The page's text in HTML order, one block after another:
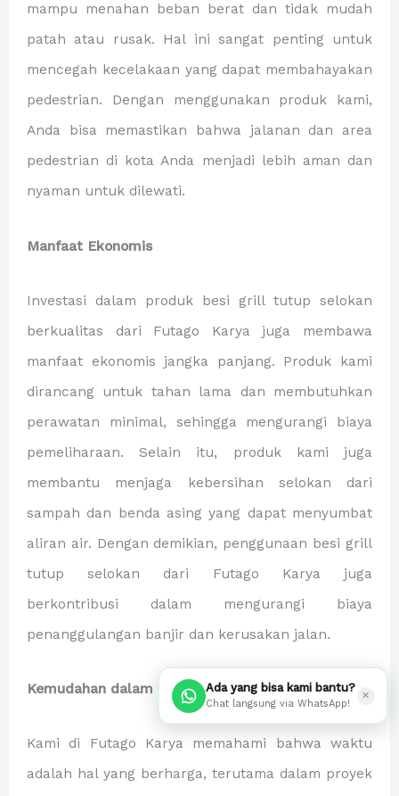
mampu menahan beban berat dan tidak mudah
patah atau rusak. Hal ini sangat penting untuk
mencegah kecelakaan yang dapat membahayakan
pedestrian. Dengan menggunakan produk kami,
Anda bisa memastikan bahwa jalanan dan area
pedestrian di kota Anda menjadi lebih aman dan
nyaman untuk dilewati.
Manfaat Ekonomis
Investasi dalam produk besi grill tutup selokan
berkualitas dari Futago Karya juga membawa
manfaat ekonomis jangka panjang. Produk kami
dirancang untuk tahan lama dan membutuhkan
perawatan minimal, sehingga mengurangi biaya
pemeliharaan. Selain itu, produk kami juga
membantu menjaga kebersihan selokan dari
sampah dan benda asing yang dapat menyumbat
aliran air. Dengan demikian, penggunaan besi grill
tutup selokan dari Futago Karya juga
berkontribusi dalam mengurangi biaya
penanggulangan banjir dan kerusakan jalan.
Kemudahan dalam Pemesanan
Kami di Futago Karya memahami bahwa waktu
adalah hal yang berharga, terutama dalam proyek
Ada yang bisa kami bantu?
Chat langsung via WhatsApp!
✕